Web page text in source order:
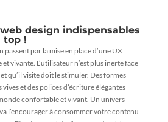
design indispensables
top !
passent par la mise en place d’une UX
vivante. L’utilisateur n’est plus inerte face
qu’il visite doit le stimuler. Des formes
et des polices d’écriture élégantes
confortable et vivant. Un univers
l’encourager à consommer votre contenu